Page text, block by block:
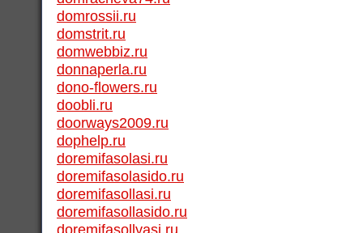
domrossii.ru
domstrit.ru
domwebbiz.ru
donnaperla.ru
dono-flowers.ru
doobli.ru
doorways2009.ru
dophelp.ru
doremifasolasi.ru
doremifasolasido.ru
doremifasollasi.ru
doremifasollasido.ru
doremifasollyasi.ru